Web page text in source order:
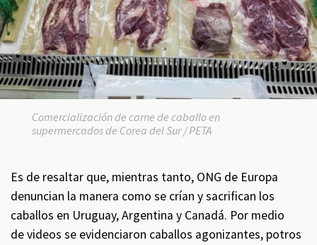
Comercialización de carne de caballo en
supermercados de Corea del Sur / PETA
Es de resaltar que, mientras tanto, ONG de Europa
denuncian la manera como se crían y sacrifican los
caballos en Uruguay, Argentina y Canadá. Por medio
de videos se evidenciaron caballos agonizantes, potros